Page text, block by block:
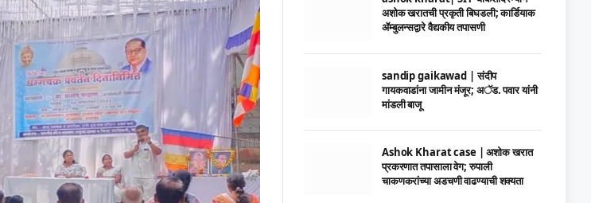
अशोक खरातची प्रकृती बिघडली; कार्डियाक
ॲम्बुलन्सद्वारे वैद्यकीय तपासणी
sandip gaikawad | संदीप
गायकवाडांना जामीन मंजूर; अॅड. पवार यांनी
मांडली बाजू
Ashok Kharat case | अशोक खरात
प्रकरणात तपासाला वेग; रुपाली
चाकणकरांच्या अडचणी वाढण्याची शक्यता